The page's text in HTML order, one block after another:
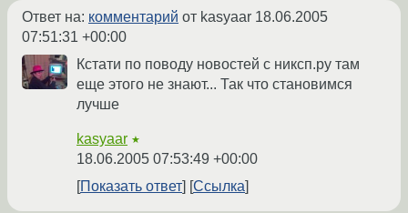
Ответ на: комментарий от kasyaar 18.06.2005
07:51:31 +00:00
Кстати по поводу новостей с никсп.ру там
еще этого не знают... Так что становимся
лучше
kasyaar ★
18.06.2005 07:53:49 +00:00
Показать ответ
Ссылка